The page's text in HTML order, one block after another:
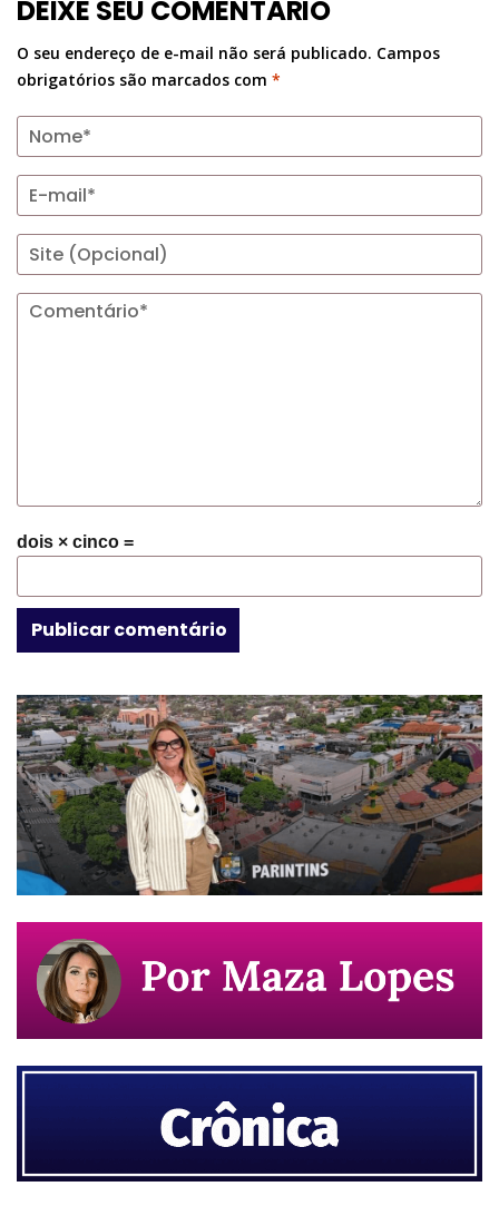
DEIXE SEU COMENTÁRIO
O seu endereço de e-mail não será publicado. Campos
obrigatórios são marcados com *
dois × cinco =